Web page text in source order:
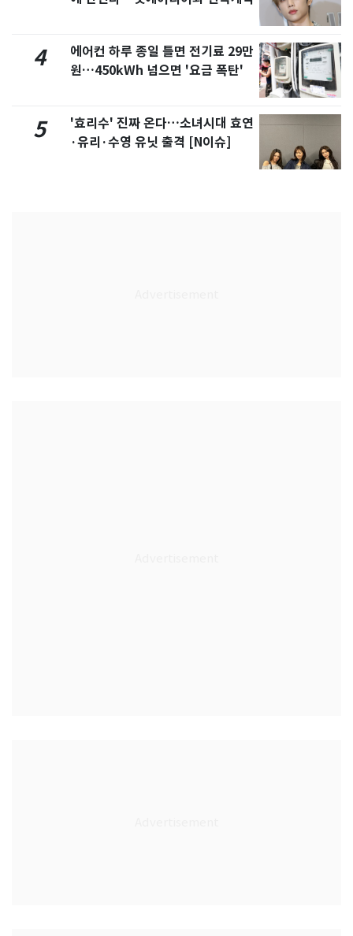
4
에어컨 하루 종일 틀면 전기료 29만
원…450kWh 넘으면 '요금 폭탄'
5
'효리수' 진짜 온다…소녀시대 효연
·유리·수영 유닛 출격 [N이슈]